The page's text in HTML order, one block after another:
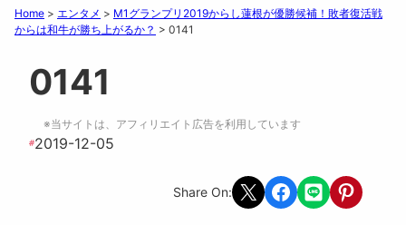
Home > エンタメ > M1グランプリ2019からし蓮根が優勝候補！敗者復活戦
からは和牛が勝ち上がるか？ > 0141
0141
※当サイトは、アフィリエイト広告を利用しています
#2019-12-05
Share On: Share on X Share on Facebook
Share on LINEShare on